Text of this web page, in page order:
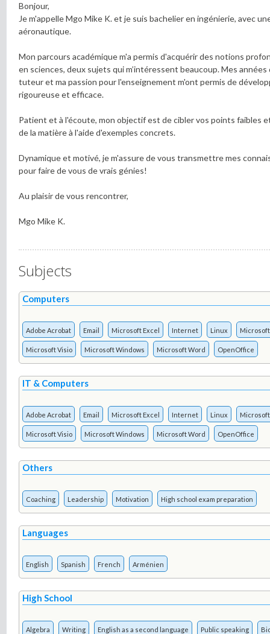
Bonjour,
Je m'appelle Mgo Mike K. et je suis bachelier en ingénierie, avec
aéronautique.
Mon parcours académique m'a permis d'acquérir des notions
en sciences, deux sujets qui m’intéressent beaucoup. Mes
tuteur et ma passion pour l'enseignement m'ont permis de
rigoureuse et efficace.
Patient et à l'écoute, mon objectif est de cibler vos points faibles
de la matière à l'aide d'exemples concrets.
Dynamique et motivé, je m'assure de vous transmettre mes
pour faire de vous de vrais génies!
Au plaisir de vous rencontrer,
Mgo Mike K.
Subjects
Computers
Adobe Acrobat Email Microsoft Excel Internet Linux
Microsoft Visio Microsoft Windows Microsoft Word OpenOffice
IT & Computers
Adobe Acrobat Email Microsoft Excel Internet Linux
Microsoft Visio Microsoft Windows Microsoft Word OpenOffice
Others
Coaching Leadership Motivation High school exam preparation
Languages
English Spanish French Arménien
High School
Algebra Writing English as a second language Public speaking